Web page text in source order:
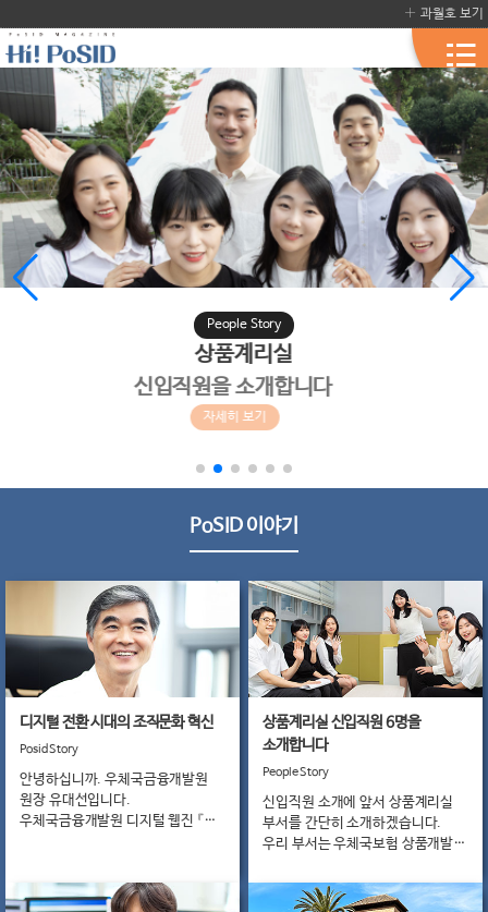
과월호 보기
여행 스페
편
트렌드
MZ라이
아시나요
중식 편
피트니스
People Story
상품계리실
신입직원을 소개합니다
자세히 보기
PoSID 이야기
디지털 전환 시대의 조직문화 혁신
Posid Story
안녕하십니까. 우체국금융개발원
원장 유대선입니다.
우체국금융개발원 디지털 웹진 『Hi
발간을 위해 그동안 힘써주신
관계자 여러분의 노고에도 격려와
상품계리실 신입직원 6명을
소개합니다
People Story
신입직원 소개에 앞서 상품계리실
부서를 간단히 소개하겠습니다.
우리 부서는 우체국보험 상품개발,
산출, 우체국 금융사업의 결산
업무를 수행하고 있으며,